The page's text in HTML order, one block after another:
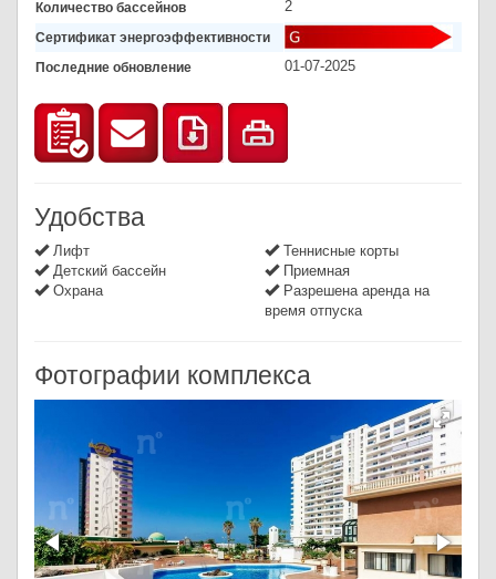
Количество бассейнов 2
Сертификат энергоэффективности
Последние обновление 01-07-2025
Удобства
Лифт
Теннисные корты
Детский бассейн
Приемная
Охрана
Разрешена аренда на
время отпуска
Фотографии комплекса